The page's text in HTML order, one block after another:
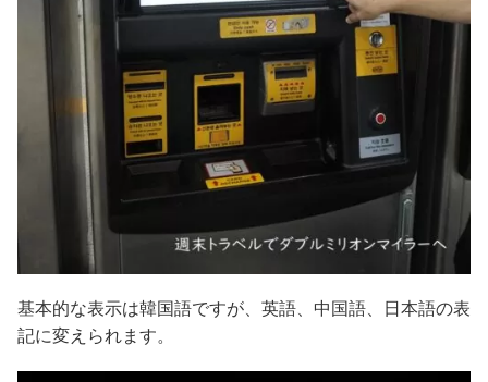
基本的な表示は韓国語ですが、英語、中国語、日本語の表
記に変えられます。